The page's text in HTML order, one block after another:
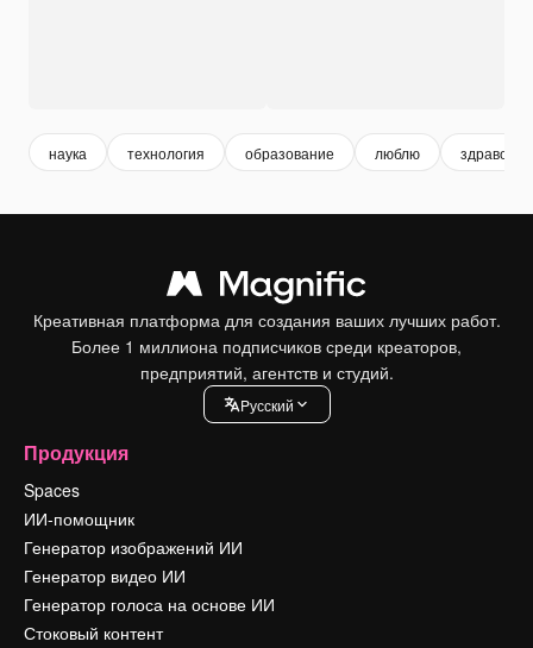
наука технология образование люблю
Креативная платформа для создания ваших лучших работ.
Более 1 миллиона подписчиков среди креаторов,
предприятий, агентств и студий.
Pусский
Продукция
Spaces
ИИ-помощник
Генератор изображений ИИ
Генератор видео ИИ
Генератор голоса на основе ИИ
Стоковый контент